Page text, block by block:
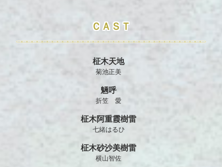
ＣＡＳＴ
柾木天地
菊池正美
魎呼
折笠 愛
柾木阿重霞樹雷
七緒はるひ
柾木砂沙美樹雷
横山智佐